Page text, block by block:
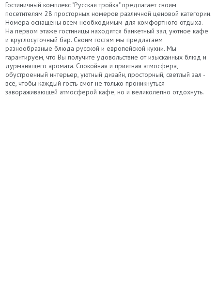
Гостиничный комплекс "Русская тройка" предлагает своим
посетителям 28 просторных номеров различной ценовой категории.
Номера оснащены всем необходимым для комфортного отдыха.
На первом этаже гостиницы находятся банкетный зал, уютное кафе
и круглосуточный бар. Своим гостям мы предлагаем
разнообразные блюда русской и европейской кухни. Мы
гарантируем, что Вы получите удовольствие от изысканных блюд и
дурманящего аромата. Спокойная и приятная атмосфера,
обустроенный интерьер, уютный дизайн, просторный, светлый зал -
всё, чтобы каждый гость смог не только проникнуться
завораживающей атмосферой кафе, но и великолепно отдохнуть.